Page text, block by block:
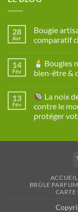
28
Avr
Bougie
comparatif
sur
Bougie
artisanale
industrielle
le
comparatif
14
Fév
Bougies
bien-être &
sur
Bougies
naturelles
:
décoration
13
Fév
La noix
contre le
protéger
le
redoutable
ACCUEIL
BRÛLE
CARTE